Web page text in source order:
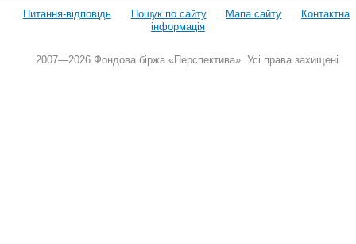
Питання-відповідь Пошук по сайту Мапа сайту
Контактна
інформація
2007—2026 Фондова біржа «Перспектива». Усі права захищені.